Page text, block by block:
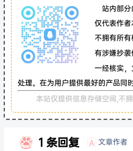
站内部
仅代表作者
不拥有所
有涉嫌抄
一经核实
处理。在为用户提供最好的产品同
本站仅提供信息存储空间,不
1 条回复 A 文章作者